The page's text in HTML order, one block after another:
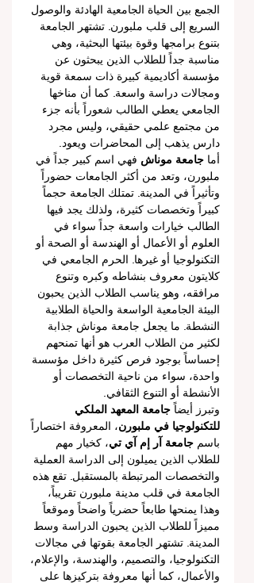
الجمع بين الحياة الجامعية الهادئة والوصول
السريع إلى قلب ملبورن. تشتهر الجامعة
بتنوع برامجها وقوة بيئتها البحثية، وهي
مناسبة جداً للطلاب الذين يبحثون عن
مؤسسة أكاديمية كبيرة ذات سمعة قوية
ومجالات دراسة واسعة. كما أن مناخها
الجامعي يعطي الطالب شعوراً بأنه جزء
من مجتمع علمي حقيقي، وليس مجرد
دارس يذهب إلى المحاضرات ويعود.
أما جامعة موناش فهي اسم كبير جداً في
ملبورن، وتعد من أكثر الجامعات حضوراً
وتأثيراً في المدينة. تمتلك الجامعة حجماً
كبيراً وتخصصات كثيرة، ولذلك يجد فيها
الطالب خيارات واسعة جداً سواء في
العلوم أو الأعمال أو الهندسة أو الصحة أو
التكنولوجيا أو غيرها. الحرم الجامعي في
كلايتون معروف بنشاطه وكبره وتنوع
مرافقه، وهو يناسب الطلاب الذين يحبون
البيئة الجامعية الواسعة والحياة الطلابية
النشطة. ما يجعل جامعة موناش جذابة
لكثير من الطلاب العرب هو أنها تمنحهم
إحساساً بوجود فرص كثيرة داخل مؤسسة
واحدة، سواء من ناحية التخصصات أو
الأنشطة أو التنوع الثقافي.
وتبرز أيضاً جامعة المعهد الملكي
للتكنولوجيا في ملبورن، المعروفة اختصاراً
باسم جامعة آر إم آي تي، كخيار مهم
للطلاب الذين يميلون إلى الدراسة العملية
والتخصصات المرتبطة بالمستقبل. تقع هذه
الجامعة في قلب مدينة ملبورن تقريباً،
وهذا يمنحها طابعاً حضرياً واضحاً وموقعاً
مميزاً للطلاب الذين يحبون الدراسة وسط
المدينة. تشتهر الجامعة بقوتها في مجالات
التكنولوجيا، والتصميم، والهندسة، والإعلام،
والأعمال، كما أنها معروفة بتركيزها على